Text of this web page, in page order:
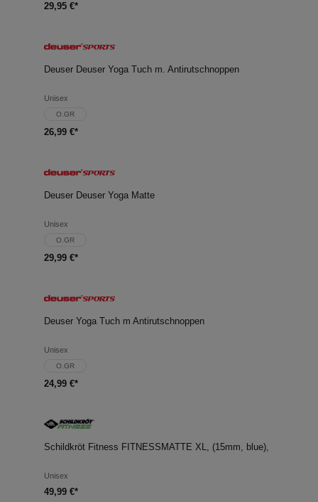
29,95 €*
Deuser Deuser Yoga Tuch m. Antirutschnoppen
Unisex
O.GR
26,99 €*
Deuser Deuser Yoga Matte
Unisex
O.GR
29,99 €*
Deuser Yoga Tuch m Antirutschnoppen
Unisex
O.GR
24,99 €*
Schildkröt Fitness FITNESSMATTE XL, (15mm, blue),
Unisex
49,99 €*